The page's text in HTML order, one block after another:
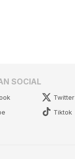
SOCIAL
Twitter
Tiktok